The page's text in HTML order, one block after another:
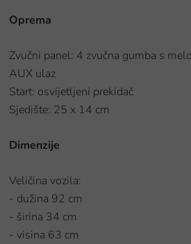
Oprema
Zvučni panel: 4 zvučna gumba s
AUX ulaz
Start: osvijetljeni prekidač
Sjedište: 25 x 14 cm
Dimenzije
Veličina vozila:
- dužina 92 cm
- širina 34 cm
- visina 63 cm